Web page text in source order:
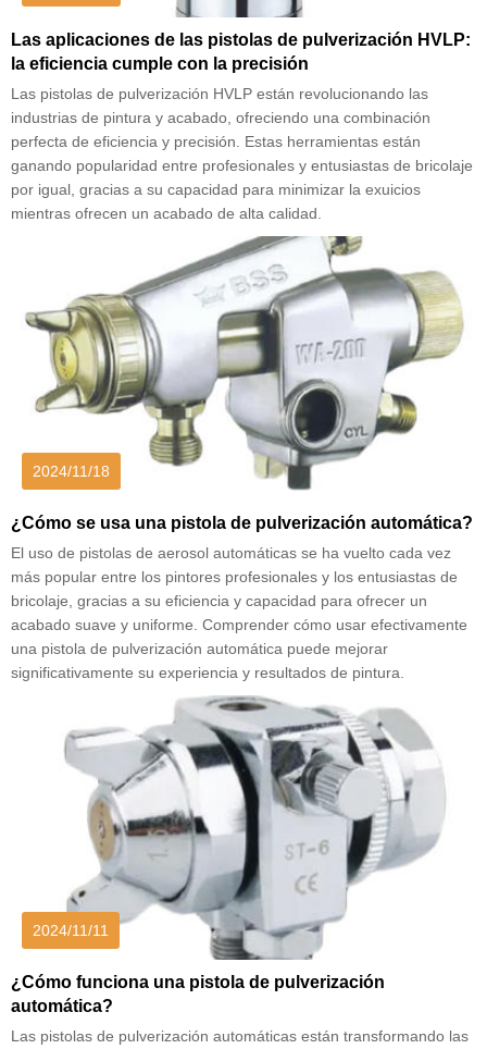
Las aplicaciones de las pistolas de pulverización HVLP:
la eficiencia cumple con la precisión
Las pistolas de pulverización HVLP están revolucionando las
industrias de pintura y acabado, ofreciendo una combinación
perfecta de eficiencia y precisión. Estas herramientas están
ganando popularidad entre profesionales y entusiastas de bricolaje
por igual, gracias a su capacidad para minimizar la exuicios
mientras ofrecen un acabado de alta calidad.
2024/11/18
¿Cómo se usa una pistola de pulverización automática?
El uso de pistolas de aerosol automáticas se ha vuelto cada vez
más popular entre los pintores profesionales y los entusiastas de
bricolaje, gracias a su eficiencia y capacidad para ofrecer un
acabado suave y uniforme. Comprender cómo usar efectivamente
una pistola de pulverización automática puede mejorar
significativamente su experiencia y resultados de pintura.
2024/11/11
¿Cómo funciona una pistola de pulverización
automática?
Las pistolas de pulverización automáticas están transformando las